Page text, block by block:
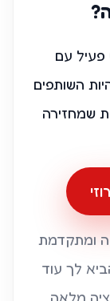
עם
השותפים
שמחזירה
ומתקדמת
לך עוד
מלאה.